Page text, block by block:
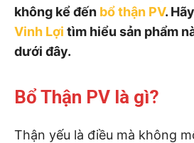
không kể đến bổ thận PV.
Vinh Lợi tìm hiểu sản phẩm
dưới đây.
Bổ Thận PV là gì?
Thận yếu là điều mà không